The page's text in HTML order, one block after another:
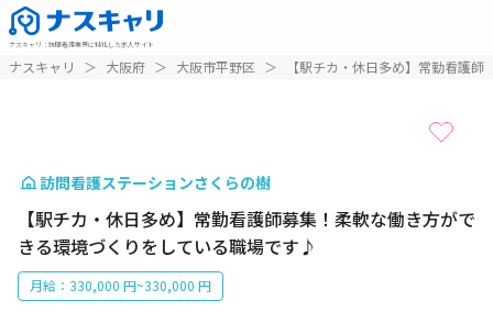
ナスキャリ ： 訪問看護業界に特化した求人サイト
ナスキャリ ＞ 大阪府 ＞ 大阪市平野区 ＞ 【駅チカ・休日多め】常勤看護
訪問看護ステーションさくらの樹
【駅チカ・休日多め】常勤看護師募集！柔軟な働き方がで
きる環境づくりをしている職場です♪
月給：330,000 円~330,000 円